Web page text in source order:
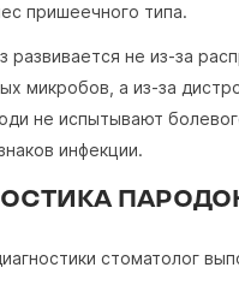
пришеечного типа.
развивается не из-за
микробов, а из-за
не испытывают
инфекции.
стоматолог